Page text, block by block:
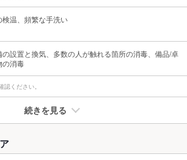
検温、頻繁な手洗い
の設置と換気、多数の人が触れる箇所の消毒、備品/卓
の消毒
認ください。
続きを見る